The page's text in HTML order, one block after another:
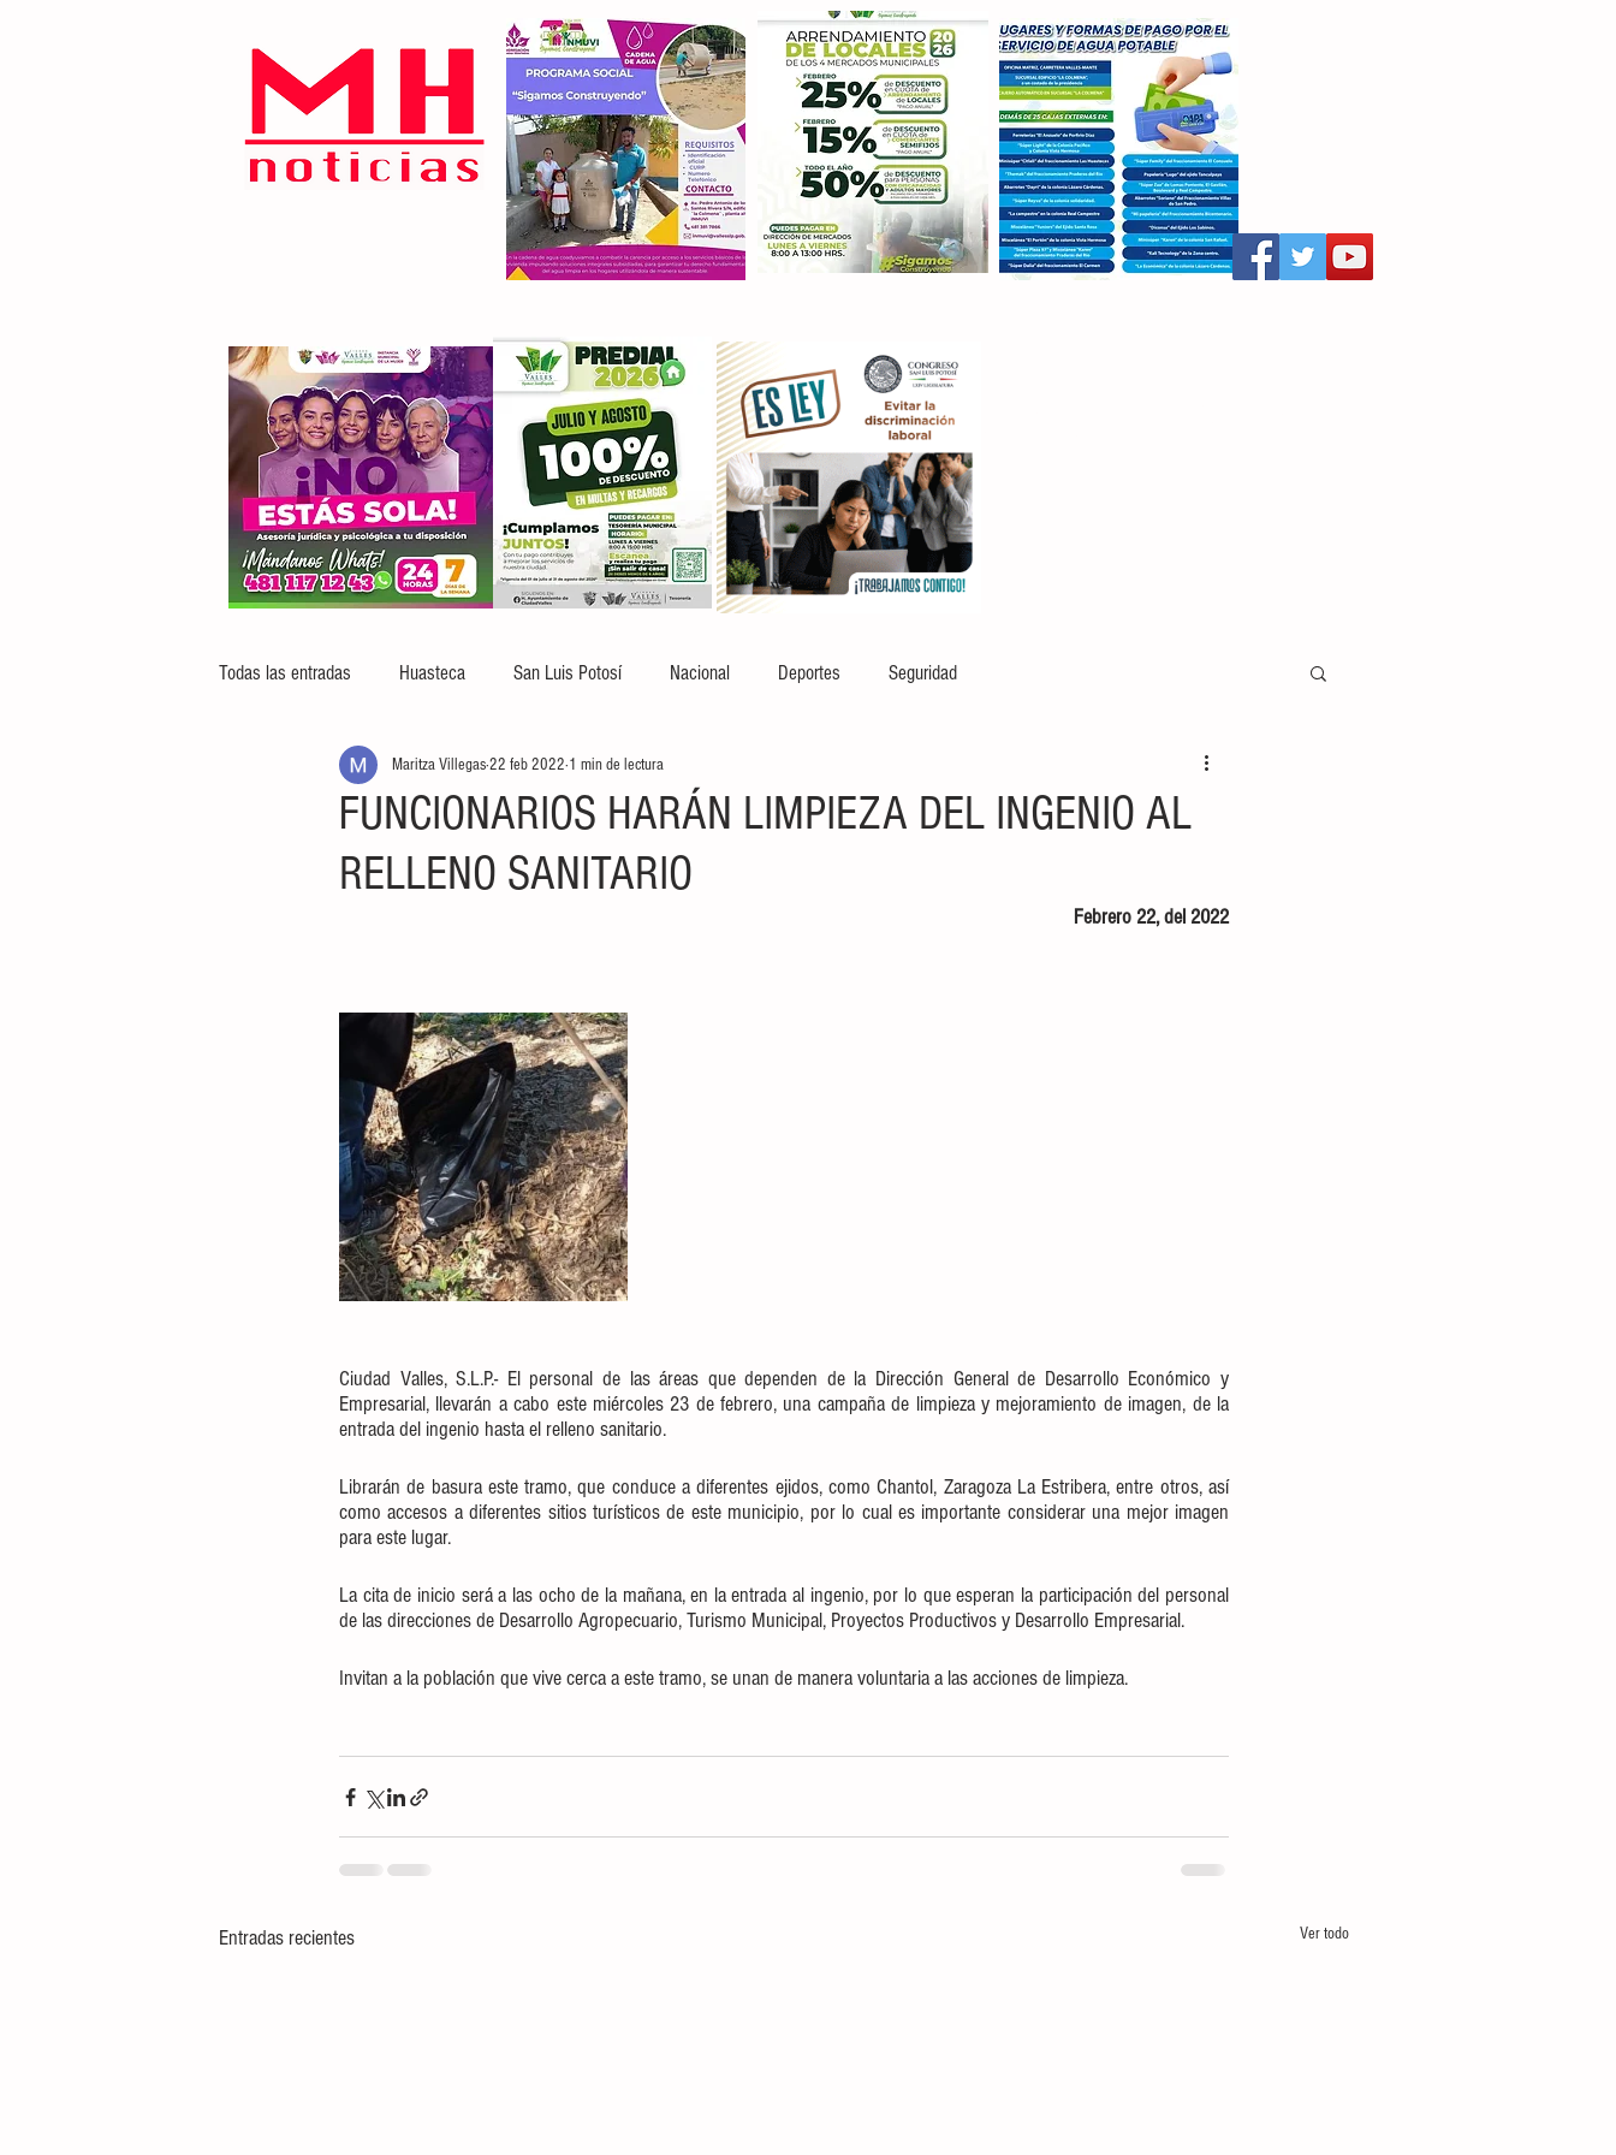
Todas las entradas Huasteca San Luis Potosí Nacional Deportes Seguridad
FUNCIONARIOS HARÁN LIMPIEZA DEL INGENIO AL
RELLENO SANITARIO
Maritza Villegas22 feb 2022 1 min de lectura
Febrero 22, del 2022
Ciudad Valles, S.L.P.- El personal de las áreas que dependen de la Dirección General de Desarrollo Económico y
Empresarial, llevarán a cabo este miércoles 23 de febrero, una campaña de limpieza y mejoramiento de imagen, de la
entrada del ingenio hasta el relleno sanitario.
Librarán de basura este tramo, que conduce a diferentes ejidos, como Chantol, Zaragoza La Estribera, entre otros, así
como accesos a diferentes sitios turísticos de este municipio, por lo cual es importante considerar una mejor imagen
para este lugar.
La cita de inicio será a las ocho de la mañana, en la entrada al ingenio, por lo que esperan la participación del personal
de las direcciones de Desarrollo Agropecuario, Turismo Municipal, Proyectos Productivos y Desarrollo Empresarial.
Invitan a la población que vive cerca a este tramo, se unan de manera voluntaria a las acciones de limpieza.
Entradas recientes Ver todo